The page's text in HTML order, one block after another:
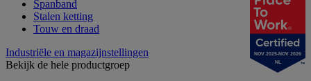
Spanband
Stalen ketting
Touw en draad
Industriële en magazijnstellingen
Bekijk de hele productgroep
NOV 2025-NOV 2026
NL